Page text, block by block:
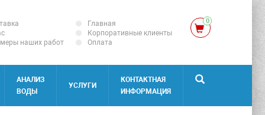
наших работ
Главная
Корпоративные клиенты
Оплата
0
АНАЛИЗ
ВОДЫ
УСЛУГИ
КОНТАКТНАЯ
ИНФОРМАЦИЯ